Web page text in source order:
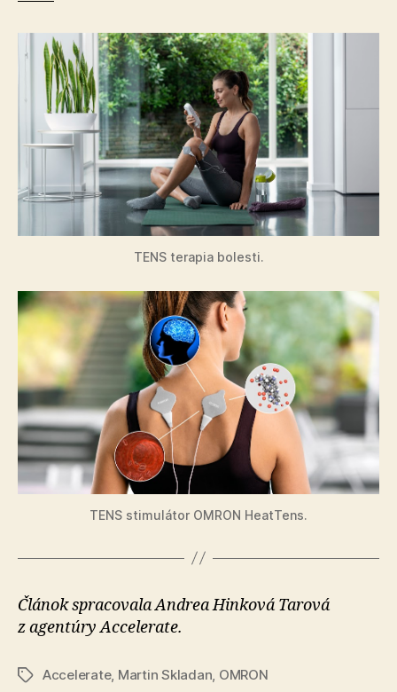
TENS terapia bolesti.
TENS stimulátor OMRON HeatTens.
Článok spracovala Andrea Hinková Tarová
z agentúry Accelerate.
ZnačkyAccelerate, Martin Skladan OMRON